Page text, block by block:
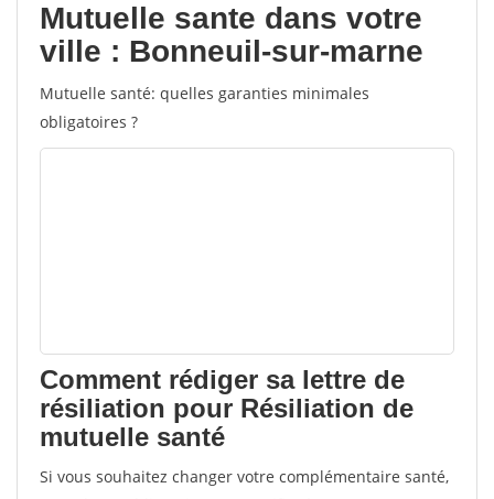
Undefined
variable: title in
/var/www/clients/client1/web59/web/ville.php
Mutuelle sante dans votre
ville : Bonneuil-sur-marne
Mutuelle santé: quelles garanties minimales
obligatoires ?
Comment rédiger sa lettre de
résiliation pour Résiliation de
mutuelle santé
Si vous souhaitez changer votre complémentaire santé,